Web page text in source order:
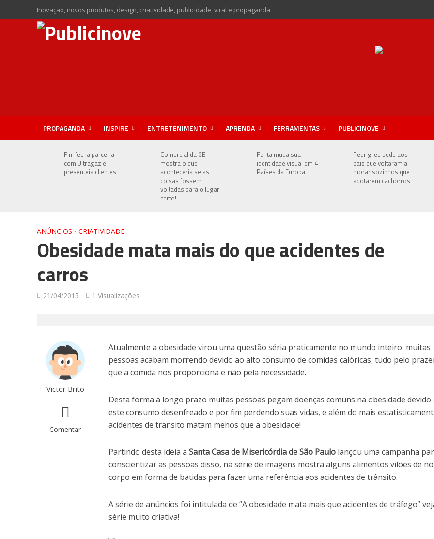
Inovação, novos produtos, design, criatividade, publicidade, viral e propaganda
PROPAGANDA INSPIRE ENTRETENIMENTO APRENDA FERRAMENTAS PUBLICINOVE
Fini fecha parceria
com Ultragaz e
presenteia clientes
Comercial da GE
mostra o que
aconteceria se as
coisas fossem
voltadas para o lugar
certo!
Fanta muda sua
identidade visual em 4
Países da Europa
Pedrigree pede aos
pais que voltaram a
morar sozinhos que
adotarem cachorros
ANÚNCIOS • CRIATIVIDADE
Obesidade mata mais do que acidentes de
carros
21/04/2015 1 Visualizações
Victor Brito
Comentar
Atualmente a obesidade virou uma questão séria praticamente no mundo inteiro, muitas
pessoas acabam morrendo devido ao alto consumo de comidas calóricas, tudo pelo
que a comida nos proporciona e não pela necessidade.
Desta forma a longo prazo muitas pessoas pegam doenças comuns na obesidade devido
este consumo desenfreado e por fim perdendo suas vidas, e além do mais
acidentes de transito matam menos que a obesidade!
Partindo desta ideia aSanta Casa de Misericórdia de São Paulo lançou uma campanha
conscientizar as pessoas disso, na série de imagens mostra alguns alimentos vilões de
corpo em forma de batidas para fazer uma referência aos acidentes de trânsito.
A série de anúncios foi intitulada de “A obesidade mata mais que acidentes de tráfego”
série muito criativa!